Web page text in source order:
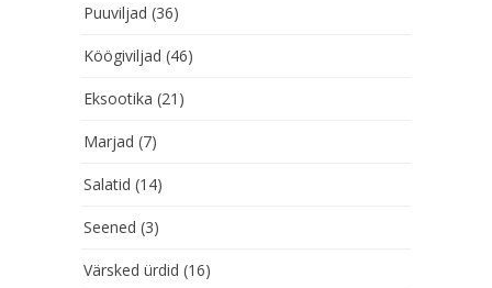
Puuviljad (36)
Köögiviljad (46)
Eksootika (21)
Marjad (7)
Salatid (14)
Seened (3)
Värsked ürdid (16)